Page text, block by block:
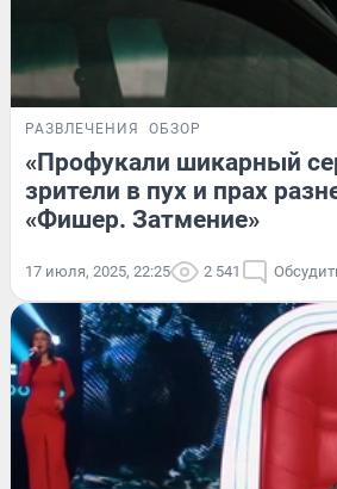
РАЗВЛЕЧЕНИЯ ОБЗОР
«Профукали шикарный
зрители в пух и прах
«Фишер. Затмение»
17 июля, 2025, 22:25 2 541